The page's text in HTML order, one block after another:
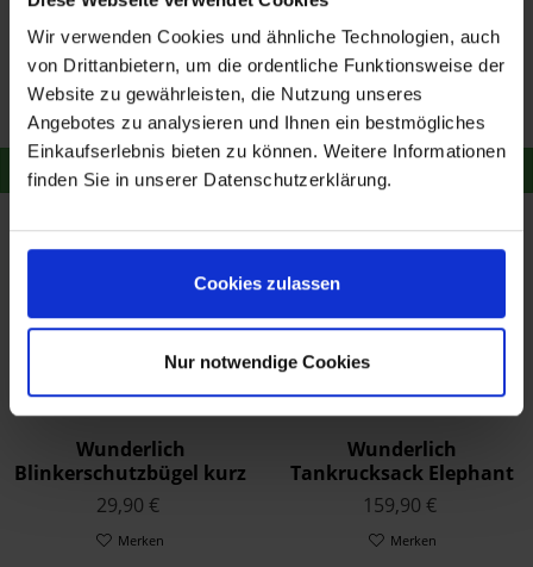
Wir verwenden Cookies und ähnliche Technologien, auch
von Drittanbietern, um die ordentliche Funktionsweise der
Website zu gewährleisten, die Nutzung unseres
Angebotes zu analysieren und Ihnen ein bestmögliches
Einkaufserlebnis bieten zu können. Weitere Informationen
finden Sie in unserer Datenschutzerklärung.
Cookies zulassen
Nur notwendige Cookies
Wunderlich Schalt- /
Bremshebel-
Vergrößerung Touring
Stück Silber
29,90 €
Merken
Zum Produkt
Wunderlich Getränke-
Halter Vario Schwarz
89,90 €
Merken
Wunderlich
Blinkerschutzbügel kurz
Schwarz
29,90 €
Merken
Wunderlich
Tankrucksack Elephant
Tour Edition Carbon
159,90 €
Merken